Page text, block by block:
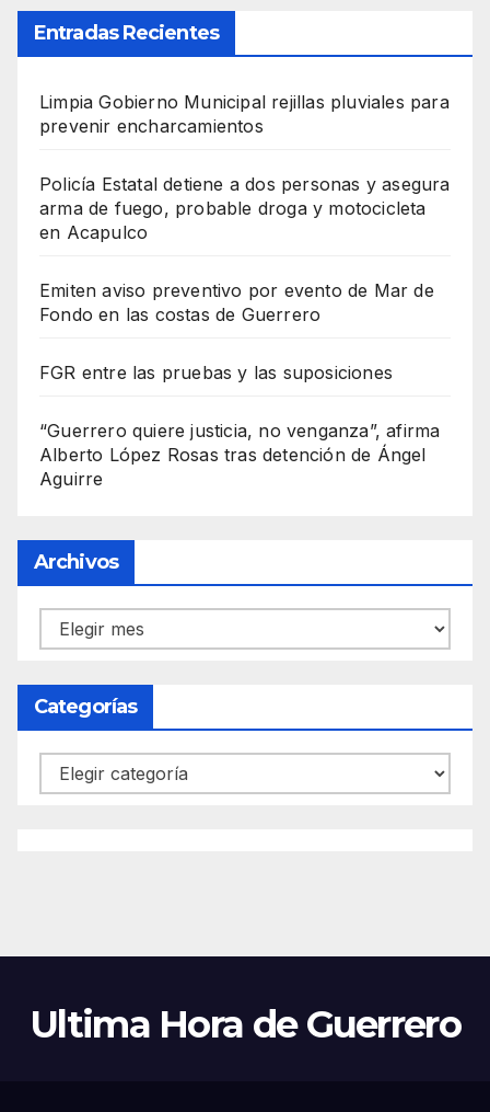
Entradas Recientes
Limpia Gobierno Municipal rejillas pluviales para
prevenir encharcamientos
Policía Estatal detiene a dos personas y asegura
arma de fuego, probable droga y motocicleta
en Acapulco
Emiten aviso preventivo por evento de Mar de
Fondo en las costas de Guerrero
FGR entre las pruebas y las suposiciones
“Guerrero quiere justicia, no venganza”, afirma
Alberto López Rosas tras detención de Ángel
Aguirre
Archivos
Archivos
Categorías
Categorías
Ultima Hora de Guerrero